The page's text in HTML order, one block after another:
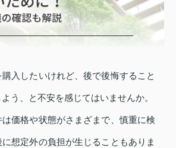
入したいけれど、後で後悔すること
う、と不安を感じてはいませんか。
価格や状態がさまざまで、慎重に検
想定外の負担が生じることもありま